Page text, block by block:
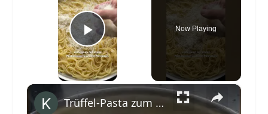
Play Video
Now Playing
×
Trüffel-Pasta zum Valentinstag 💕 #shorts